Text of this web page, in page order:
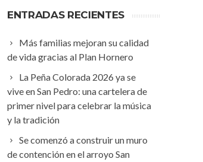
ENTRADAS RECIENTES
Más familias mejoran su calidad
de vida gracias al Plan Hornero
La Peña Colorada 2026 ya se
vive en San Pedro: una cartelera de
primer nivel para celebrar la música
y la tradición
Se comenzó a construir un muro
de contención en el arroyo San